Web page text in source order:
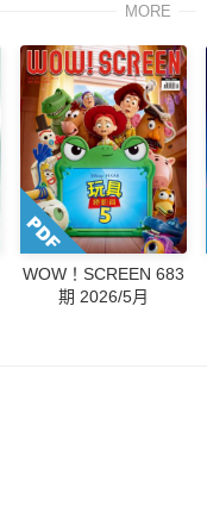
MORE
WOW！SCREEN 683
期 2026/5月